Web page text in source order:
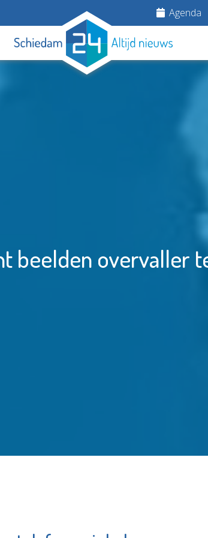
Agenda
beelden overvaller